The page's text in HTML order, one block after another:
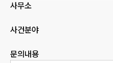
사무소
사건분야
문의내용